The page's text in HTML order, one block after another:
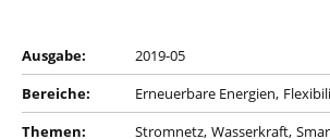
Ausgabe:
2019-05
Bereiche:
Erneuerbare Energien
Themen:
Stromnetz Wasserkraft